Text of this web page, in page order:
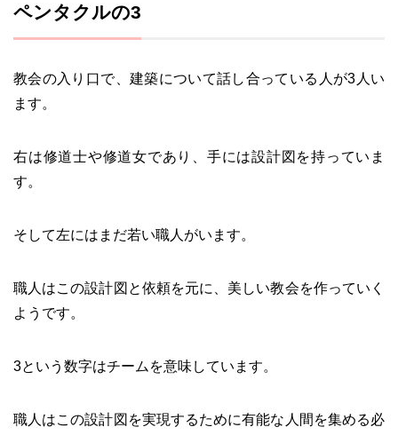
ペンタクルの3
教会の入り口で、建築について話し合っている人が3人い
ます。
右は修道士や修道女であり、手には設計図を持っていま
す。
そして左にはまだ若い職人がいます。
職人はこの設計図と依頼を元に、美しい教会を作っていく
ようです。
3という数字はチームを意味しています。
職人はこの設計図を実現するために有能な人間を集める必